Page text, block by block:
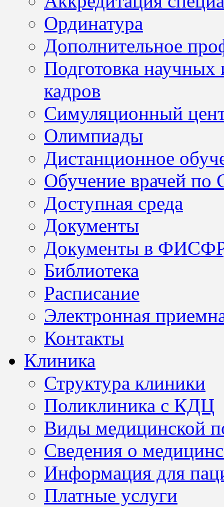
Ординатура
Дополнительное
Подготовка научных
кадров
Симуляционный
Олимпиады
Дистанционное
Обучение врачей по
Доступная среда
Документы
Документы в
Библиотека
Расписание
Электронная
Контакты
Клиника
Структура клиники
Поликлиника с КДЦ
Виды медицинской
Сведения о
Информация для
Платные услуги